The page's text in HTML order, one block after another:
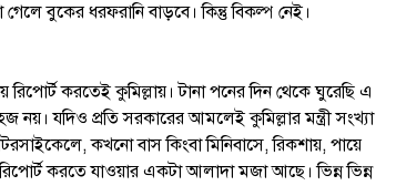
বুকের ধরফরানি বাড়বে। কিন্তু বিকল্প নেই।
রিপোর্ট করতেই কুমিল্লায়। টানা পনের দিন থেকে ঘুরেছি এ
যদিও প্রতি সরকারের আমলেই কুমিল্লার মন্ত্রী সংখ্যা
কখনো বাস কিংবা মিনিবাসে, রিকশায়, পায়ে
রিপোর্ট করতে যাওয়ার একটা আলাদা মজা আছে। ভিন্ন ভিন্ন